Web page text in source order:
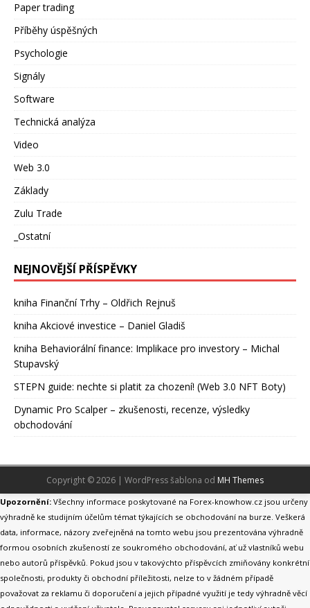
Paper trading
Příběhy úspěšných
Psychologie
Signály
Software
Technická analýza
Video
Web 3.0
Základy
Zulu Trade
_Ostatní
NEJNOVĚJŠÍ PŘÍSPĚVKY
kniha Finanční Trhy – Oldřich Rejnuš
kniha Akciové investice – Daniel Gladiš
kniha Behaviorální finance: Implikace pro investory – Michal
Stupavský
STEPN guide: nechte si platit za chození! (Web 3.0 NFT Boty)
Dynamic Pro Scalper – zkušenosti, recenze, výsledky
obchodování
Copyright © 2026 | WordPress šablona od MH Themes
Upozornění: Všechny informace poskytované na Forex-knowhow.cz jsou určeny
výhradně ke studijním účelům témat týkajících se obchodování na burze. Veškerá
data, informace, názory zveřejněná na tomto webu jsou prezentována výhradně
formou osobních zkušeností ze soukromého obchodování, ať už vlastníků webu
nebo autorů příspěvků. Pokud jsou v takovýchto příspěvcích zmiňovány konkrétní
společnosti, produkty či obchodní příležitosti, nelze to v žádném případě
považovat za reklamu či doporučení a jejich případné využití je tedy výhradně věcí